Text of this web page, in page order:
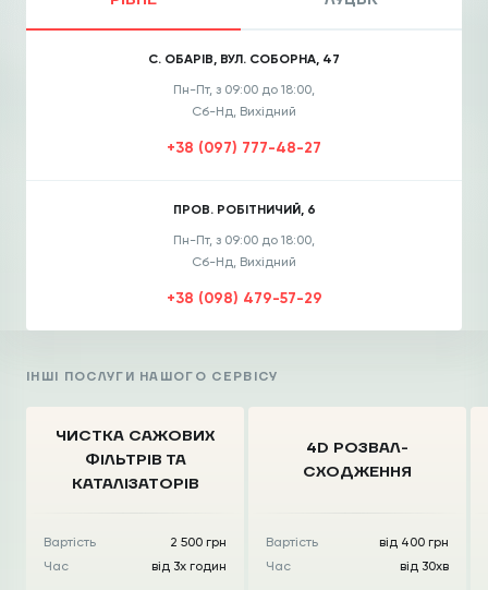
С. ОБАРІВ, ВУЛ. СОБОРНА, 47
Пн-Пт, з 09:00 до 18:00,
Сб-Нд, Вихідний
+38 (097) 777-48-27
ПРОВ. РОБІТНИЧИЙ, 6
Пн-Пт, з 09:00 до 18:00,
Сб-Нд, Вихідний
+38 (098) 479-57-29
ІНШІ ПОСЛУГИ НАШОГО СЕРВІСУ
ЧИСТКА CАЖОВИХ
ФІЛЬТРІВ ТА
КАТАЛІЗАТОРІВ
Вартість
2 500 грн
Час
від 3х годин
4D РОЗВАЛ-
СХОДЖЕННЯ
Вартість
від 400 грн
Час
від 30хв